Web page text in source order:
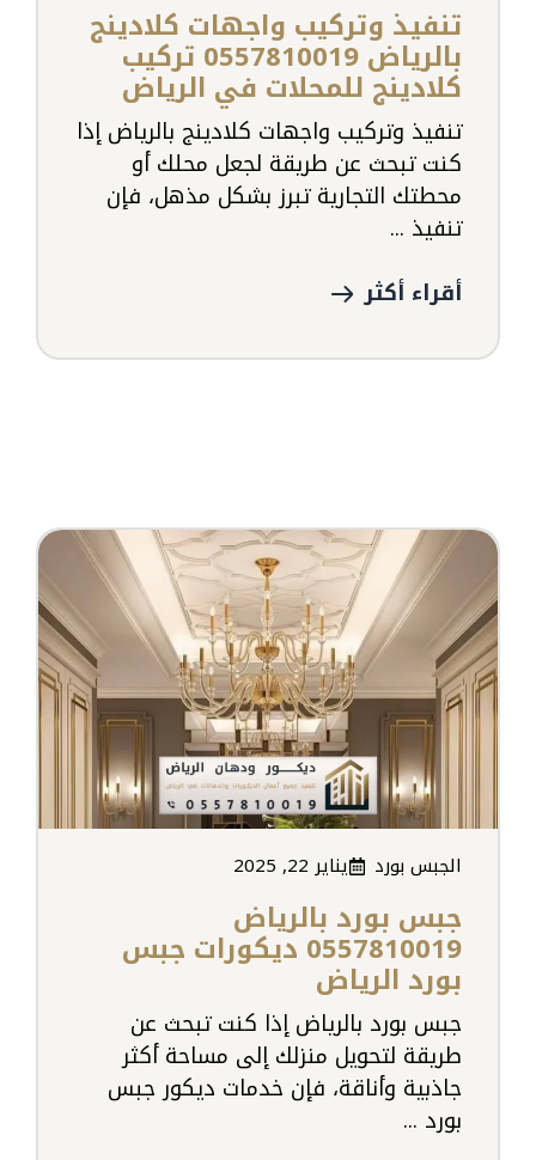
تنفيذ وتركيب واجهات كلادينج
بالرياض 0557810019 تركيب
كلادينج للمحلات في الرياض
تنفيذ وتركيب واجهات كلادينج بالرياض إذا
كنت تبحث عن طريقة لجعل محلك أو
محطتك التجارية تبرز بشكل مذهل، فإن
تنفيذ ...
أقراء أكثر
الجبس بورد يناير 22, 2025
جبس بورد بالرياض
0557810019 ديكورات جبس
بورد الرياض
جبس بورد بالرياض إذا كنت تبحث عن
طريقة لتحويل منزلك إلى مساحة أكثر
جاذبية وأناقة، فإن خدمات ديكور جبس
بورد ...